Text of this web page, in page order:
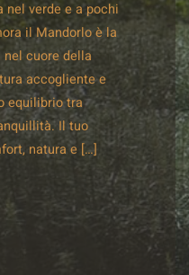
nel verde e a pochi
il Mandorlo è la
cuore della
accogliente e
equilibrio tra
Il tuo
natura e […]